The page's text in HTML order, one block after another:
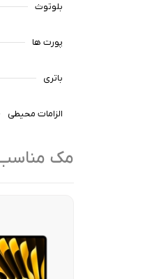
بلوتوث
پورت ها
باتری
الزامات محیطی
مک